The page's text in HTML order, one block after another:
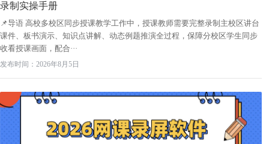
录制实操手册
📌导语 高校多校区同步授课教学工作中，授课教师需要完整录制主校区讲台
课件、板书演示、知识点讲解、动态例题推演全过程，保障分校区学生同步
收看授课画面，配合···
发布时间：2026年8月5日